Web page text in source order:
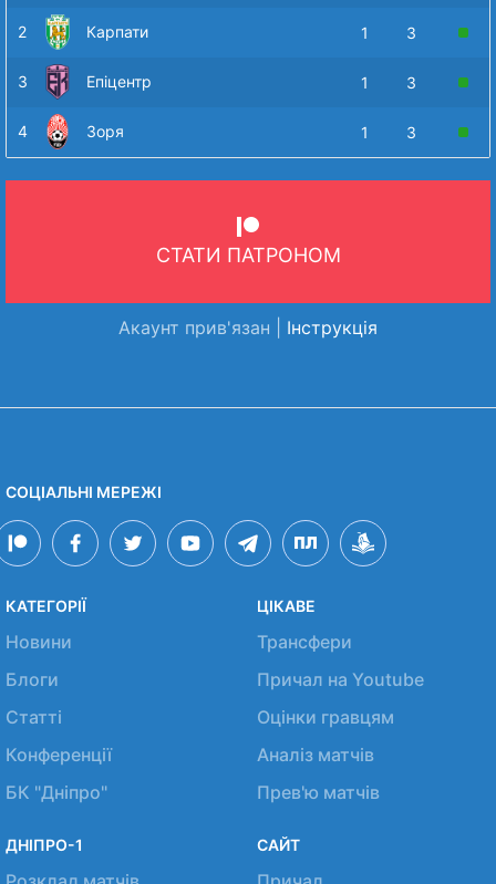
2 Карпати 1 3
3 Епіцентр 1 3
4 Зоря 1 3
СТАТИ ПАТРОНОМ
Акаунт прив'язан | Інструкція
СОЦІАЛЬНІ МЕРЕЖІ
КАТЕГОРІЇ
Новини
Блоги
Статті
Конференції
БК "Дніпро"
ЦІКАВЕ
Трансфери
Причал на Youtube
Оцінки гравцям
Аналіз матчів
Прев'ю матчів
ДНІПРО-1 САЙТ